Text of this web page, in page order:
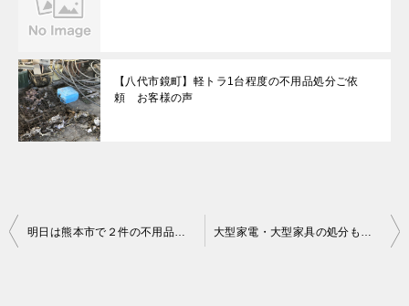
【八代市鏡町】軽トラ1台程度の不用品処分ご依
頼 お客様の声
投
明日は熊本市で２件の不用品回収にいってきます 大型家電・大型家具の処分も得意です